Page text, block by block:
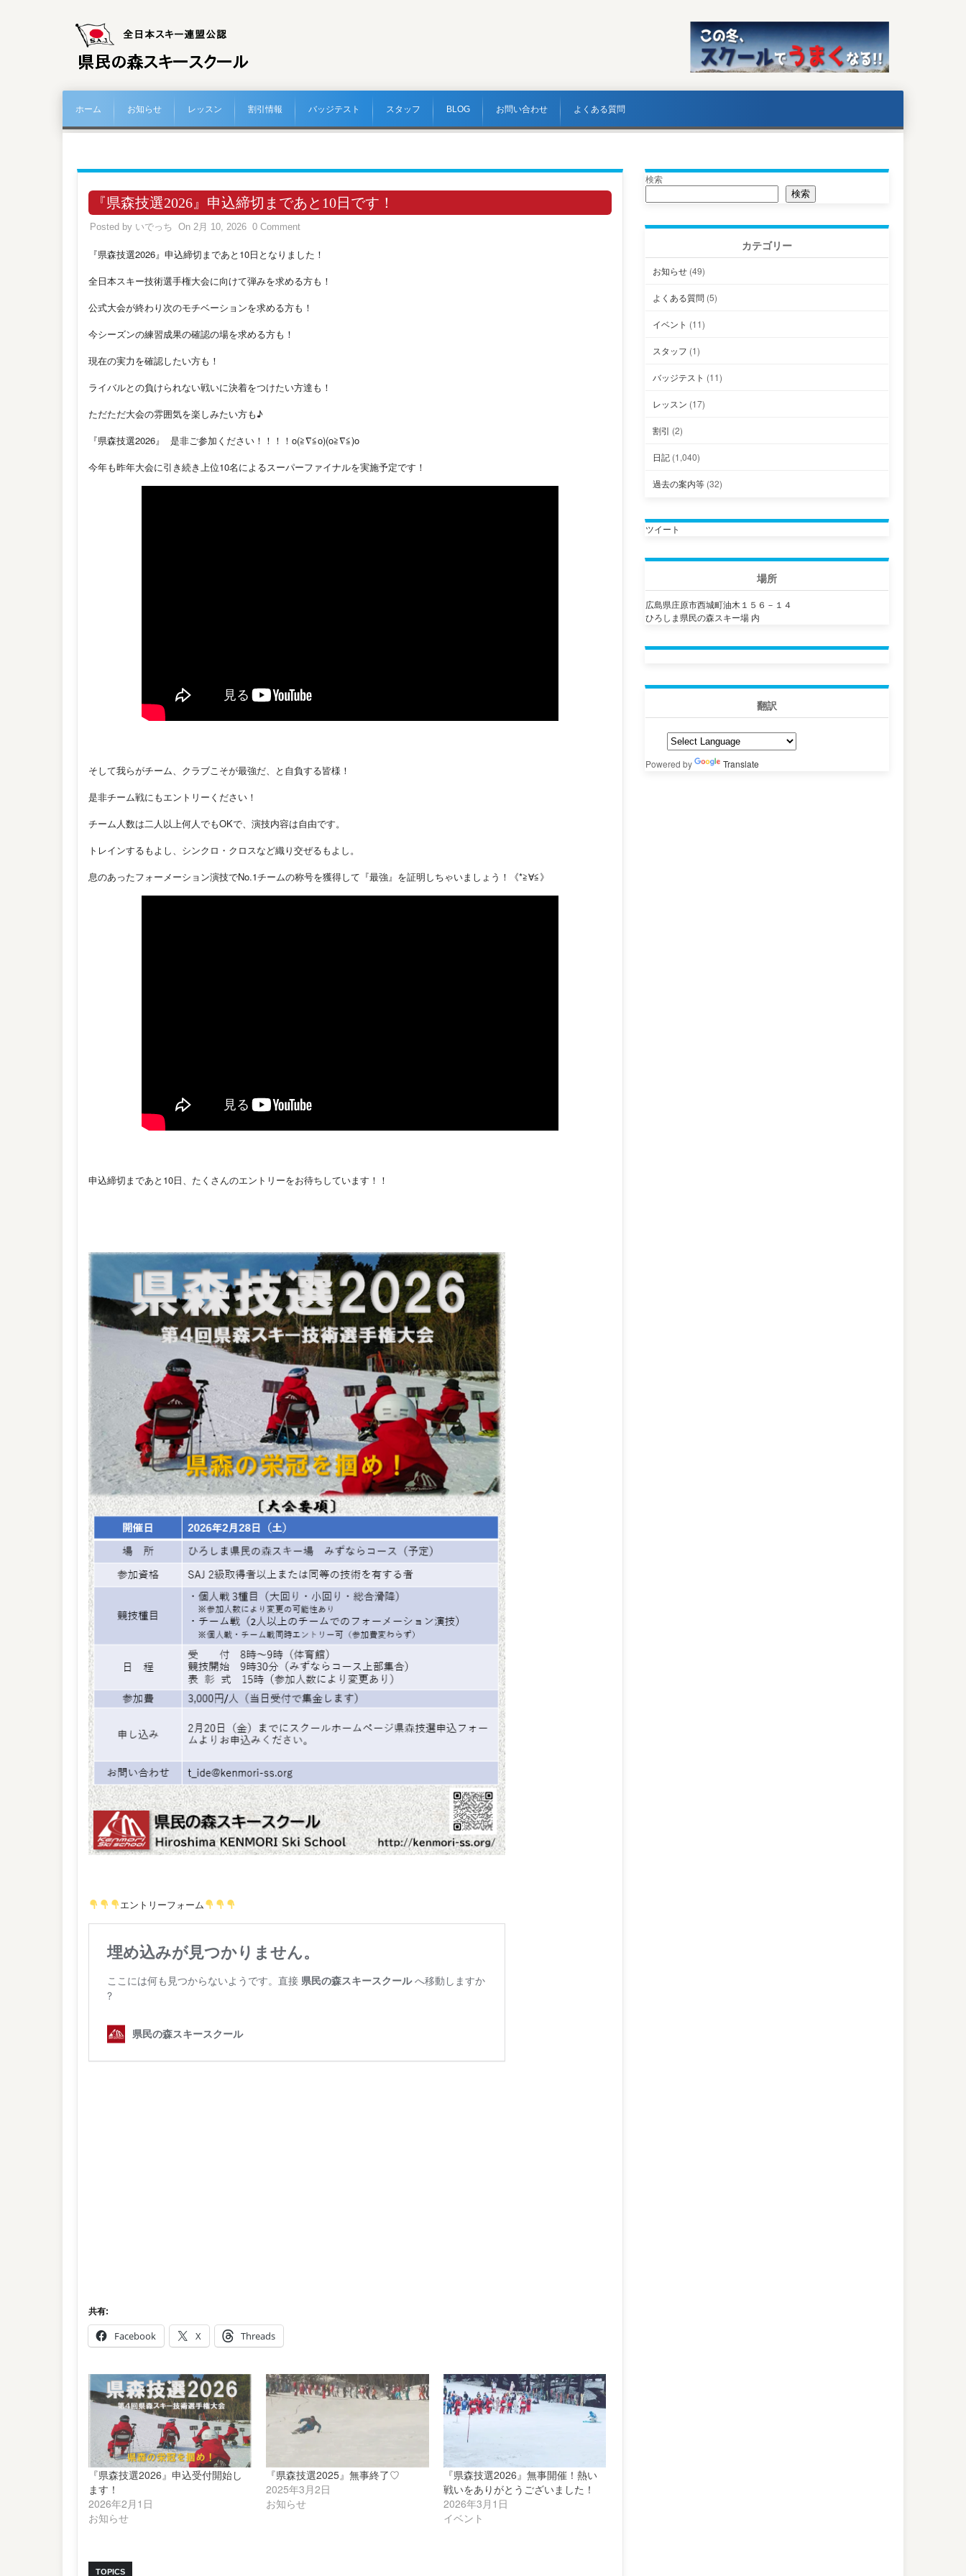
ホーム お知らせ レッスン 割引情報 バッジテスト スタッフ BLOG お問い合わせ よくある質問
『県森技選2026』申込締切まであと10日です！
Posted by いでっち On 2月 10, 2026 0 Comment
『県森技選2026』申込締切まであと10日となりました！
全日本スキー技術選手権大会に向けて弾みを求める方も！
公式大会が終わり次のモチベーションを求める方も！
今シーズンの練習成果の確認の場を求める方も！
現在の実力を確認したい方も！
ライバルとの負けられない戦いに決着をつけたい方達も！
ただただ大会の雰囲気を楽しみたい方も♪
『県森技選2026』 是非ご参加ください！！！！o(≧∇≦o)(o≧∇≦)o
今年も昨年大会に引き続き上位10名によるスーパーファイナルを実施予定です！
そして我らがチーム、クラブこそが最強だ、と自負する皆様！
是非チーム戦にもエントリーください！
チーム人数は二人以上何人でもOKで、演技内容は自由です。
トレインするもよし、シンクロ・クロスなど織り交ぜるもよし。
息のあったフォーメーション演技でNo.1チームの称号を獲得して『最強』を証明しちゃいましょう！《*≧∀≦》
申込締切まであと10日、たくさんのエントリーをお待ちしています！！
エントリーフォーム
共有:
Facebook X Threads
『県森技選2026』申込受付開始し
ます！
2026年2月1日
お知らせ
『県森技選2025』無事終了♡
2025年3月2日
お知らせ
『県森技選2026』無事開催！熱い
戦いをありがとうございました！
2026年3月1日
イベント
TOPICS
検索
検索
カテゴリー
お知らせ (49)
よくある質問 (5)
イベント (11)
スタッフ (1)
バッジテスト (11)
レッスン (17)
割引 (2)
日記 (1,040)
過去の案内等 (32)
ツイート
場所
広島県庄原市西城町油木１５６－１４
ひろしま県民の森スキー場 内
翻訳
Powered by Translate